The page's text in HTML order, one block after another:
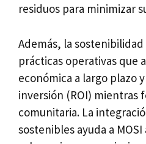
residuos para minimizar
Además, la
prácticas operativas que
económica a largo plazo
inversión (ROI) mientras
comunitaria. La
sostenibles ayuda a